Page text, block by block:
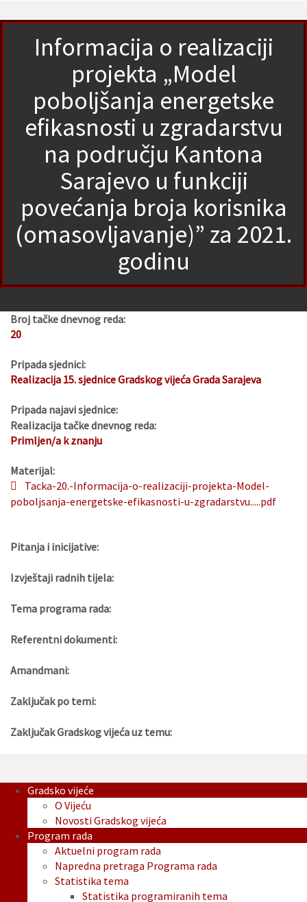
Informacija o realizaciji
projekta „Model
poboljšanja energetske
efikasnosti u zgradarstvu
na području Kantona
Sarajevo u funkciji
povećanja broja korisnika
(omasovljavanje)” za 2021.
godinu
Broj tačke dnevnog reda:
20
Pripada sjednici:
Realizacija 15. sjednice Gradskog vijeća Grada Sarajeva
Pripada najavi sjednice:
Realizacija tačke dnevnog reda:
Primljen/a k znanju
Materijal:
Tacka-20.-Informacija-o-realizaciji-projekta-Model-
poboljsanja-energetske-efikasnosti-u-zgradarstvu.....pdf
Pitanja i inicijative:
Izvještaji radnih tijela:
Tema programa rada:
Referentni dokumenti:
Amandmani:
Zaključak po temi:
Zaključak Gradskog vijeća uz temu:
Gradsko vijeće
O Vijeću
Novosti Gradskog vijeća
Program rada
Aktuelni program rada
Napredna pretraga Programa rada
Statistika tema
Statistika programiranih tema